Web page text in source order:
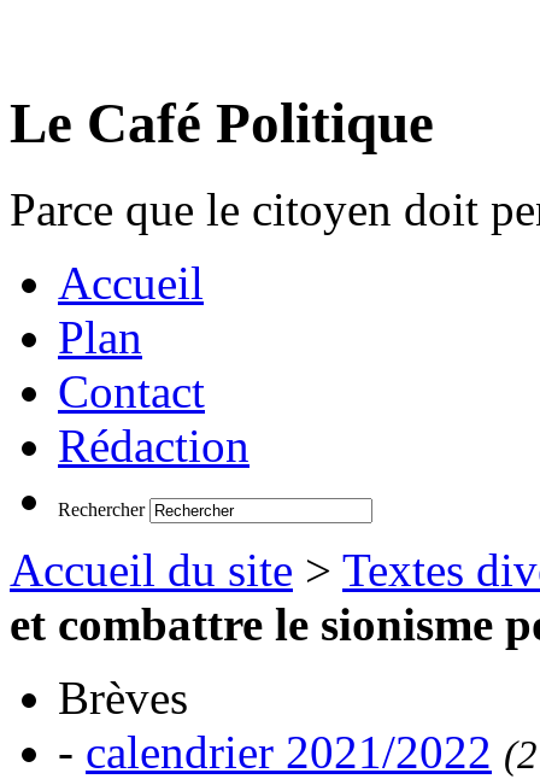
Le Café Politique
Parce que le citoyen doit
Accueil
Plan
Contact
Rédaction
Rechercher
Accueil du site > Textes
et combattre le sionisme
Brèves
- calendrier 2021/2022